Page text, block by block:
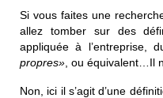
Si vous faites une
allez tomber sur des
appliquée à l’entreprise,
propres» , ou équivalent…Il
Non, ici il s’agit d’une